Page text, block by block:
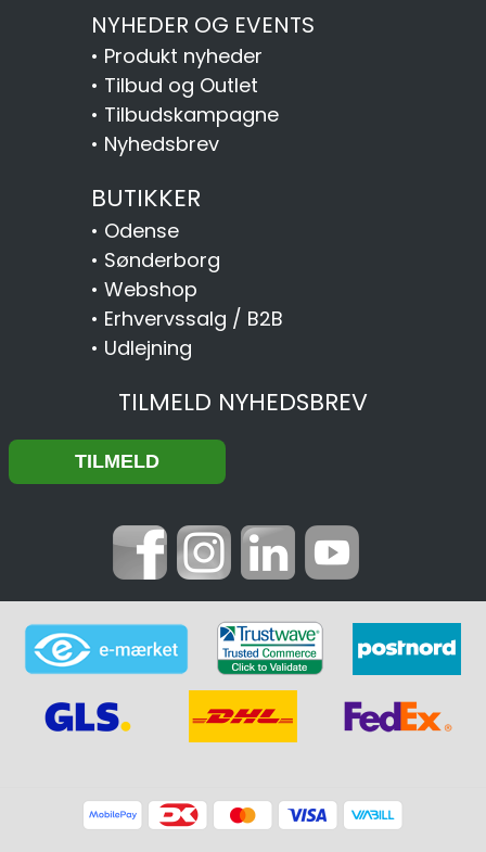
NYHEDER OG EVENTS
• Produkt nyheder
• Tilbud og Outlet
• Tilbudskampagne
• Nyhedsbrev
BUTIKKER
• Odense
• Sønderborg
• Webshop
• Erhvervssalg / B2B
• Udlejning
TILMELD NYHEDSBREV